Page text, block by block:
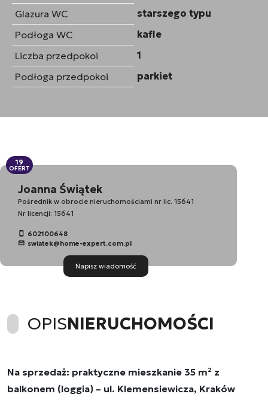
Glazura WC
starszego typu
Podłoga WC
kafle
Liczba przedpokoi
1
Podłoga przedpokoi
parkiet
Joanna Świątek
Pośrednik w obrocie nieruchomościami nr lic. 15641
Nr licencji: 15641
602100648
swiatek@home-expert.com.pl
Napisz wiadomość
19
OFERT
OPISNIERUCHOMOŚCI
Na sprzedaż: praktyczne mieszkanie 35 m² z
balkonem (loggia) – ul. Klemensiewicza, Kraków